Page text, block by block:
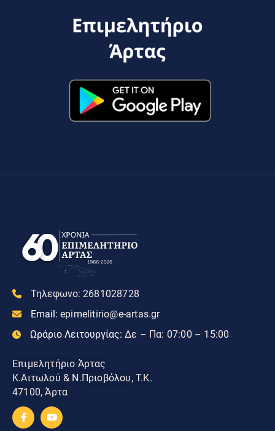
Τηλεφωνο: 2681028728
Email: epimelitirio@e-artas.gr
Ωράριο Λειτουργίας: Δε – Πα: 07:00 – 15:00
Επιμελητήριο Άρτας
Κ.Αιτωλού & Ν.Πριοβόλου, Τ.Κ.
47100, Άρτα